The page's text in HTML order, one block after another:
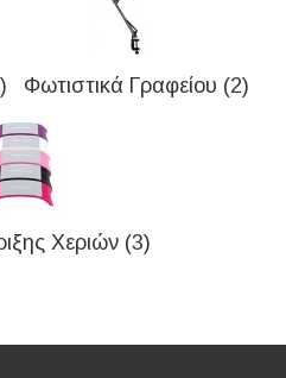
Φωτιστικά Γραφείου (2)
Χεριών (3)